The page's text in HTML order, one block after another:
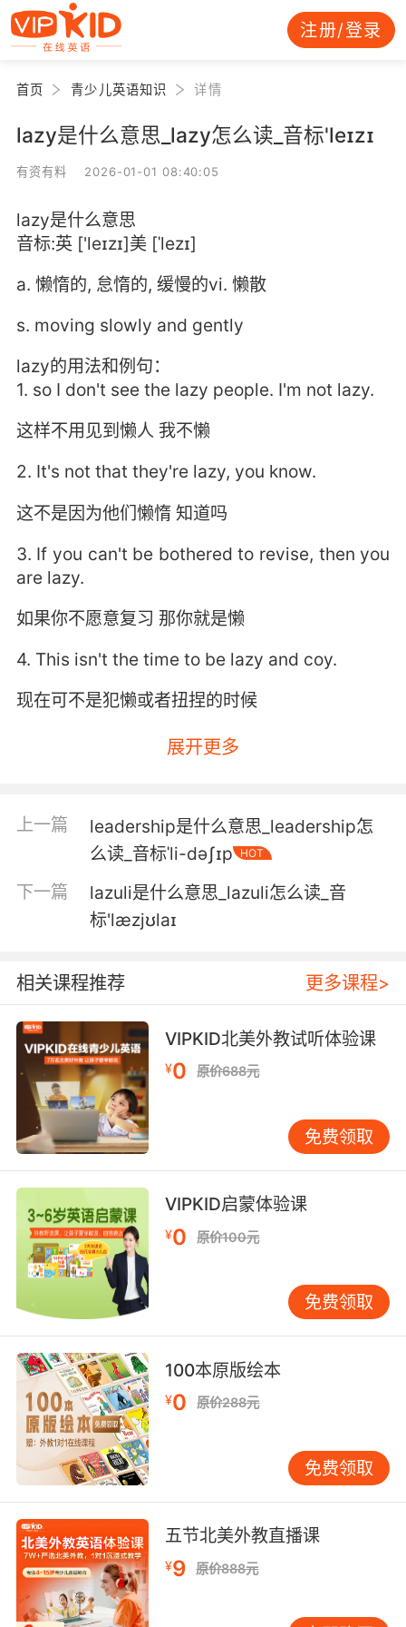
注册/登录
首页 青少儿英语知识 详情
lazy是什么意思_lazy怎么读_音标'leɪzɪ
有资有料 2026-01-01 08:40:05
lazy是什么意思
音标:英 ['leɪzɪ]美 [ˈlezɪ]
a. 懒惰的, 怠惰的, 缓慢的vi. 懒散
s. moving slowly and gently
lazy的用法和例句：
1. so I don't see the lazy people. I'm not lazy.
这样不用见到懒人 我不懒
2. It's not that they're lazy, you know.
这不是因为他们懒惰 知道吗
3. If you can't be bothered to revise, then you
are lazy.
如果你不愿意复习 那你就是懒
4. This isn't the time to be lazy and coy.
现在可不是犯懒或者扭捏的时候
5. I might be more threatened than lazy.
6. Whatever else he is, he is not lazy.
不说别的 他是个特别勤快的人
7. I've been getting on her lately for being so
我最近还抱怨她怎么变得这么懒
8. Laziness lurks in all of you, and it is ugly.
懒惰游荡在你们所有人之中 而且它丑陋不堪
9. No, no, no. I said what he did was lazy and
stupid.
没有 我说他做的事又懒又笨
10. You tell me what that is if not a lazy
suicide.
你告诉我这不是懒惰自杀是什么
展开更多
上一篇
leadership是什么意思_leadership怎
么读_音标ˈli-dəʃɪp
HOT
下一篇
lazuli是什么意思_lazuli怎么读_音
标'læzjʊlaɪ
相关课程推荐 更多课程>
VIPKID北美外教试听体验课
¥0 原价688元
免费领取
VIPKID启蒙体验课
¥0 原价100元
免费领取
100本原版绘本
¥0 原价288元
免费领取
五节北美外教直播课
¥9 原价888元